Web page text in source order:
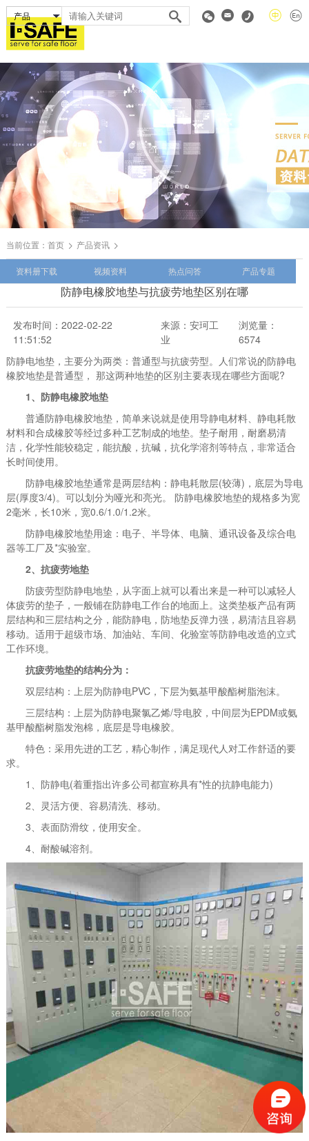
当前位置： 首页 产品资讯
资料册下载 视频资料 热点问答 产品专题
防静电橡胶地垫与抗疲劳地垫区别在哪
发布时间：2022-02-22
11:51:52
来源：安珂工
业
浏览量：
6574
防静电地垫，主要分为两类：普通型与抗疲劳型。人们常说的防静电
橡胶地垫是普通型， 那这两种地垫的区别主要表现在哪些方面呢?
1、防静电橡胶地垫
普通防静电橡胶地垫，简单来说就是使用导静电材料、静电耗散
材料和合成橡胶等经过多种工艺制成的地垫。垫子耐用，耐磨易清
洁，化学性能较稳定，能抗酸，抗碱，抗化学溶剂等特点，非常适合
长时间使用。
防静电橡胶地垫通常是两层结构：静电耗散层(较薄)，底层为导电
层(厚度3/4)。可以划分为哑光和亮光。 防静电橡胶地垫的规格多为宽
2毫米，长10米，宽0.6/1.0/1.2米。
防静电橡胶地垫用途：电子、半导体、电脑、通讯设备及综合电
器等工厂及*实验室。
2、抗疲劳地垫
防疲劳型防静电地垫，从字面上就可以看出来是一种可以减轻人
体疲劳的垫子，一般铺在防静电工作台的地面上。这类垫板产品有两
层结构和三层结构之分，能防静电，防地垫反弹力强，易清洁且容易
移动。适用于超级市场、加油站、车间、化验室等防静电改造的立式
工作环境。
抗疲劳地垫的结构分为：
双层结构：上层为防静电PVC，下层为氨基甲酸酯树脂泡沫。
三层结构：上层为防静电聚氯乙烯/导电胶，中间层为EPDM或氨
基甲酸酯树脂发泡棉，底层是导电橡胶。
特色：采用先进的工艺，精心制作，满足现代人对工作舒适的要
求。
1、防静电(着重指出许多公司都宣称具有*性的抗静电能力)
2、灵活方便、容易清洗、移动。
3、表面防滑纹，使用安全。
4、耐酸碱溶剂。